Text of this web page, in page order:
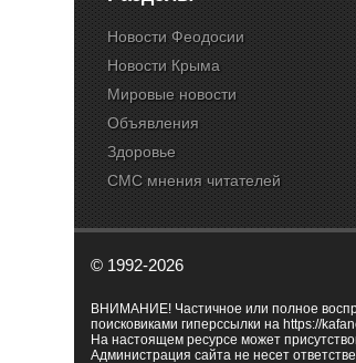
Новости Феодосии
Новости Крыма
Мировые новости
Объявления
Здоровье
СМС мнения читателей
© 1992-2026
ВНИМАНИЕ! Частичное или полное
поисковиками гиперссылки на https://
На настоящем ресурсе может
Администрация сайта не несет